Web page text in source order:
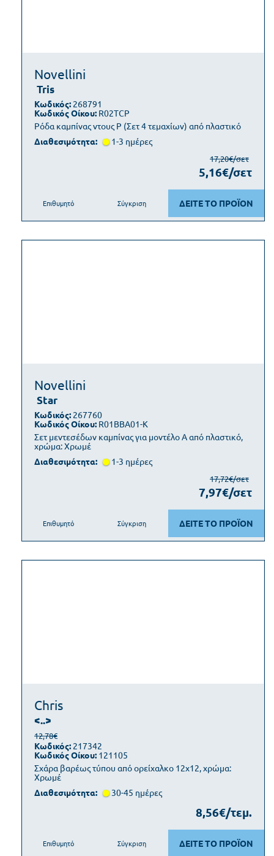
Novellini
Tris
Ρόδα καμπίνας ντους P (Σετ 4 τεμαχίων) από πλαστικό
Κωδικός: 268791
Κωδικός Οίκου: R02TCP
Διαθεσιμότητα: 1-3 ημέρες
17,20€/σετ
5,16€/σετ
ΔΕΙΤΕ ΤΟ ΠΡΟΪΟΝ
Επιθυμητό Σύγκριση
Novellini
Star
Σετ μεντεσέδων καμπίνας για μοντέλο A από πλαστικό,
χρώμα: Χρωμέ
Κωδικός: 267760
Κωδικός Οίκου: R01BBA01-K
Διαθεσιμότητα: 1-3 ημέρες
17,72€/σετ
7,97€/σετ
ΔΕΙΤΕ ΤΟ ΠΡΟΪΟΝ
Επιθυμητό Σύγκριση
Chris
<..>
Σχάρα βαρέως τύπου από ορείχαλκο 12x12, χρώμα:
Χρωμέ
12,78€
Κωδικός: 217342
Κωδικός Οίκου: 121105
Διαθεσιμότητα: 30-45 ημέρες
8,56€/τεμ.
ΔΕΙΤΕ ΤΟ ΠΡΟΪΟΝ
Επιθυμητό Σύγκριση